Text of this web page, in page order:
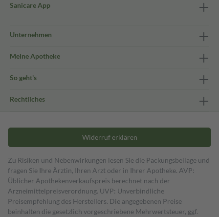
Sanicare App
Unternehmen
Meine Apotheke
So geht's
Rechtliches
Widerruf erklären
Zu Risiken und Nebenwirkungen lesen Sie die Packungsbeilage und
fragen Sie Ihre Ärztin, Ihren Arzt oder in Ihrer Apotheke. AVP:
Üblicher Apothekenverkaufspreis berechnet nach der
Arzneimittelpreisverordnung. UVP: Unverbindliche
Preisempfehlung des Herstellers. Die angegebenen Preise
beinhalten die gesetzlich vorgeschriebene Mehrwertsteuer, ggf.